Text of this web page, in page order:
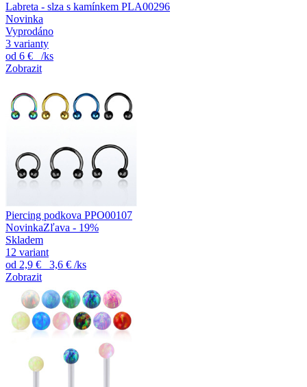
Labreta - slza s kamínkem PLA00296
Novinka
Vyprodáno
3 varianty
od 6 €
/ks
Zobrazit
Piercing podkova PPO00107
NovinkaZľava - 19%
Skladem
12 variant
od 2,9 € 3,6 € /ks
Zobrazit